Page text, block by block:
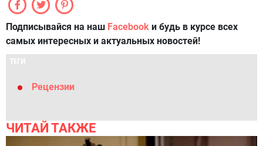
Подписывайся на наш Facebook и будь в курсе всех
самых интересных и актуальных новостей!
ТЕГИ
Рецензии
ЧИТАЙ ТАКЖЕ